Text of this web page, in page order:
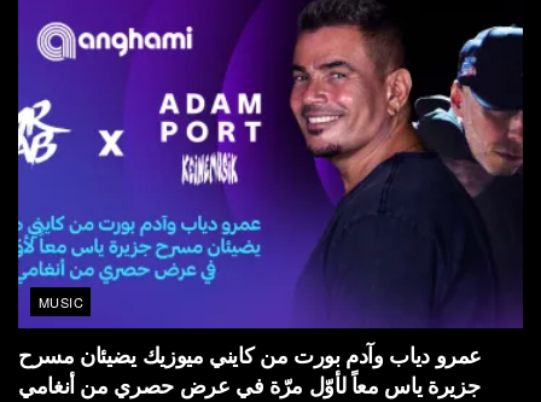
MUSIC
عمرو دياب وآدم بورت من كايني ميوزيك يضيئان مسرح
جزيرة ياس معاً لأوّل مرّة في عرض حصري من أنغامي